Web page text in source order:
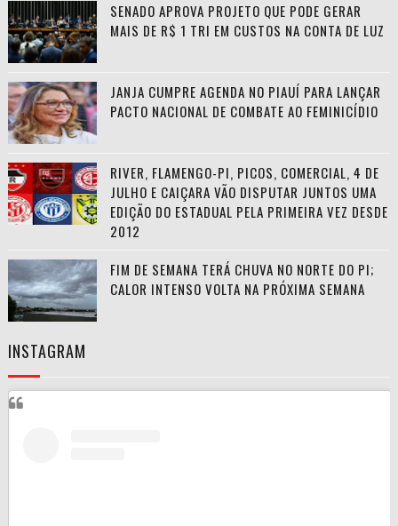
SENADO APROVA PROJETO QUE PODE GERAR
MAIS DE R$ 1 TRI EM CUSTOS NA CONTA DE LUZ
JANJA CUMPRE AGENDA NO PIAUÍ PARA LANÇAR
PACTO NACIONAL DE COMBATE AO FEMINICÍDIO
RIVER, FLAMENGO-PI, PICOS, COMERCIAL, 4 DE
JULHO E CAIÇARA VÃO DISPUTAR JUNTOS UMA
EDIÇÃO DO ESTADUAL PELA PRIMEIRA VEZ DESDE
2012
FIM DE SEMANA TERÁ CHUVA NO NORTE DO PI;
CALOR INTENSO VOLTA NA PRÓXIMA SEMANA
INSTAGRAM